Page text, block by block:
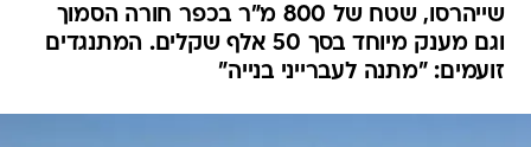
שייהרסו, שטח של 800 מ"ר בכפר חורה הסמוך
וגם מענק מיוחד בסך 50 אלף שקלים. המתנגדים
זועמים: "מתנה לעברייני בנייה"